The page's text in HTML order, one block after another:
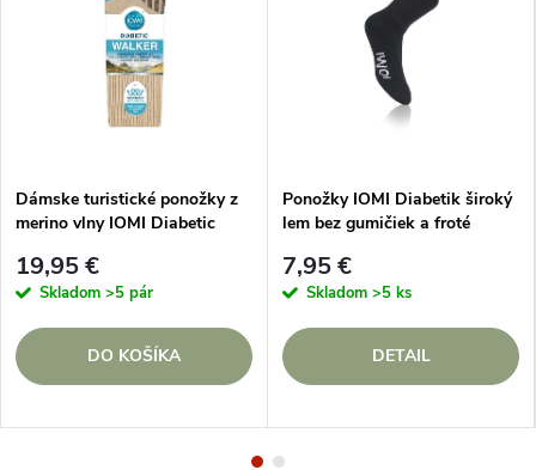
Dámske turistické ponožky z
merino vlny IOMI Diabetic
19,95 €
Skladom >5 pár
DO KOŠÍKA
Ponožky IOMI Diabetik široký
lem bez gumičiek a froté
7,95 €
Skladom >5 ks
DETAIL